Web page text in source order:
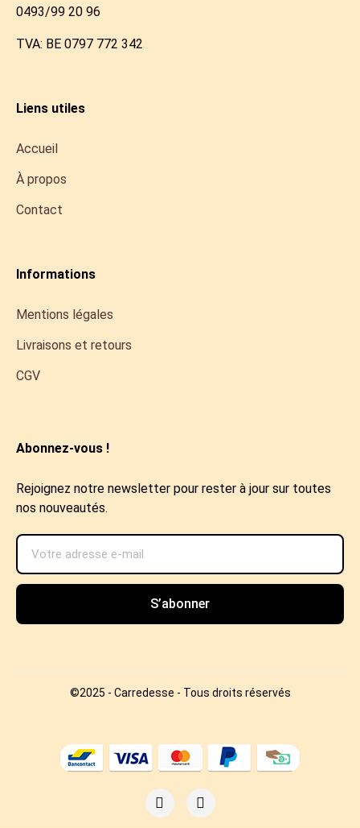
0493/99 20 96
TVA: BE 0797 772 342
Liens utiles
Accueil
À propos
Contact
Informations
Mentions légales
Livraisons et retours
CGV
Abonnez-vous !
Rejoignez notre newsletter pour rester à jour sur toutes
nos nouveautés.
S’abonner
©2025 - Carredesse - Tous droits réservés